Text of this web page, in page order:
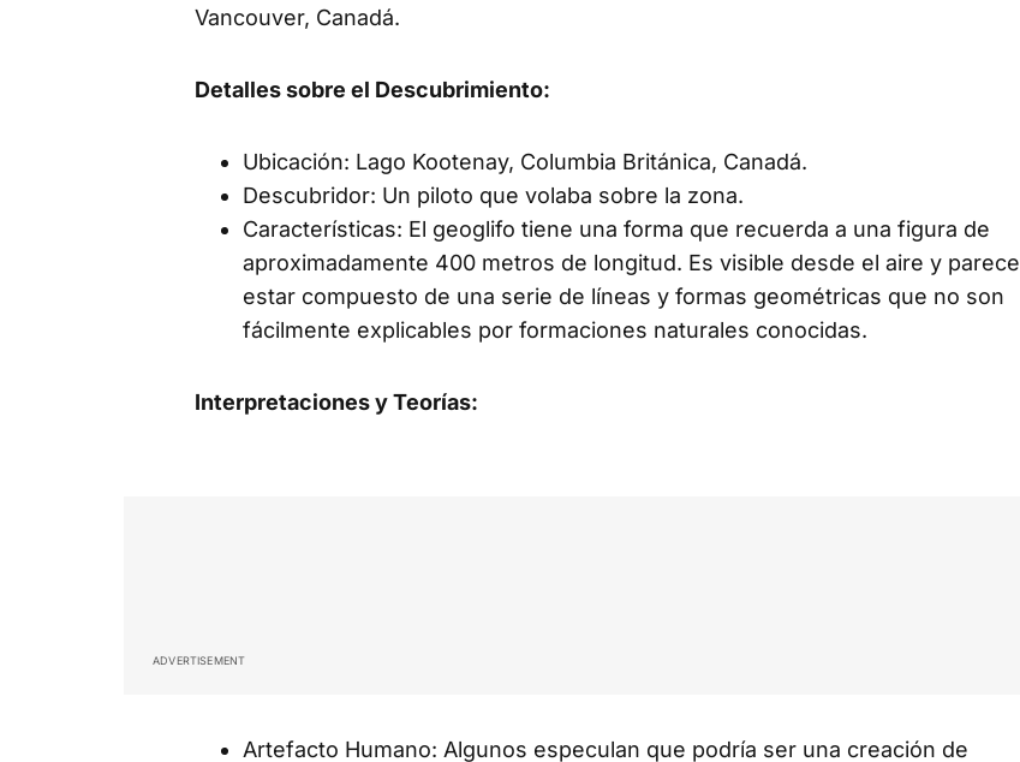
Vancouver, Canadá.
Detalles sobre el Descubrimiento:
Ubicación: Lago Kootenay, Columbia Británica, Canadá.
Descubridor: Un piloto que volaba sobre la zona.
Características: El geoglifo tiene una forma que recuerda a una figura de
aproximadamente 400 metros de longitud. Es visible desde el aire y parece
estar compuesto de una serie de líneas y formas geométricas que no son
fácilmente explicables por formaciones naturales conocidas.
Interpretaciones y Teorías:
ADVERTISEMENT
Artefacto Humano: Algunos especulan que podría ser una creación de